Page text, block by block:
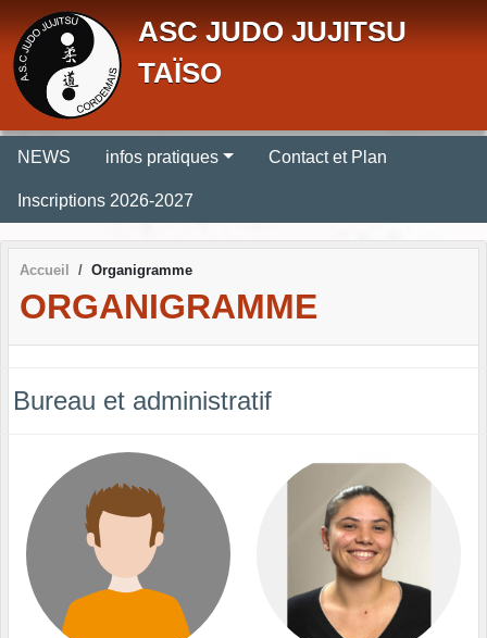
ASC JUDO JUJITSU
TAÏSO
NEWS infos pratiques Contact et Plan
Inscriptions 2026-2027
Accueil Organigramme
ORGANIGRAMME
Bureau et administratif
Panneau de gestion des cookies